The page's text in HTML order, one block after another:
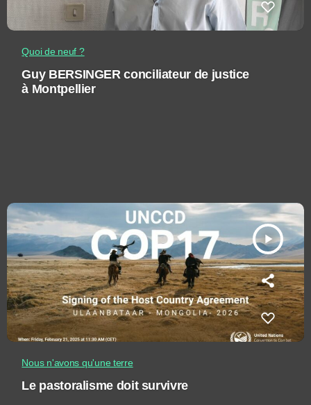
Quoi de neuf ?
Guy BERSINGER conciliateur de justice
à Montpellier
play_arrow
Nous n'avons qu'une terre
Le pastoralisme doit survivre